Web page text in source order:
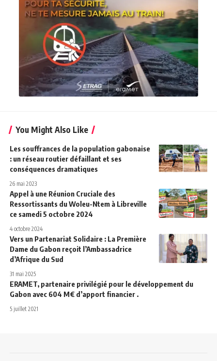
You Might Also Like
Les souffrances de la population gabonaise
: un réseau routier défaillant et ses
conséquences dramatiques
26 mai 2023
Appel à une Réunion Cruciale des
Ressortissants du Woleu-Ntem à Libreville
ce samedi 5 octobre 2024
4 octobre 2024
Vers un Partenariat Solidaire : La Première
Dame du Gabon reçoit l’Ambassadrice
d’Afrique du Sud
31 mai 2025
ERAMET, partenaire privilégié pour le développement du
Gabon avec 604 M€ d’apport financier .
5 juillet 2021